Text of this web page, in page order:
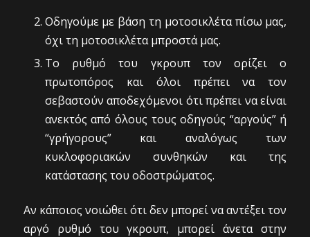
Οδηγούμε με βάση τη μοτοσικλέτα πίσω μας,
όχι τη μοτοσικλέτα μπροστά μας.
Το ρυθμό του γκρουπ τον ορίζει ο
πρωτοπόρος και όλοι πρέπει να τον
σεβαστούν αποδεχόμενοι ότι πρέπει να είναι
ανεκτός από όλους τους οδηγούς “αργούς” ή
“γρήγορους” και αναλόγως των
κυκλοφοριακών συνθηκών και της
κατάστασης του οδοστρώματος.
Αν κάποιος νοιώθει ότι δεν μπορεί να αντέξει τον
αργό ρυθμό του γκρουπ, μπορεί άνετα στην